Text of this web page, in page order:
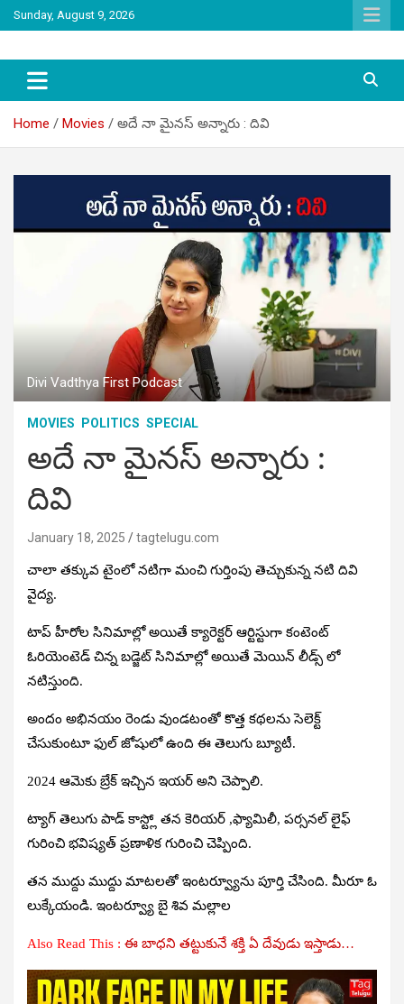
Skip
to
Sunday, August 9, 2026
Tag Telugu
Home Movies అదే నా మైనస్ అన్నారు : దివి
Divi Vadthya First Podcast
MOVIES POLITICS SPECIAL
అదే నా మైనస్ అన్నారు :
దివి
January 18, 2025 tagtelugu.com
చాలా తక్కువ టైంలో నటిగా మంచి గుర్తింపు తెచ్చుకున్న నటి దివి
వైద్య.
టాప్ హీరోల సినిమాల్లో అయితే క్యారెక్టర్ ఆర్టిస్టుగా కంటెంట్
ఓరియెంటెడ్ చిన్న బడ్జెట్ సినిమాల్లో అయితే మెయిన్ లీడ్స్ లో
నటిస్తుంది.
అందం అభినయం రెండు వుండటంతో కొత్త కథలను సెలెక్ట్
చేసుకుంటూ ఫుల్ జోషులో ఉంది ఈ తెలుగు బ్యూటీ.
2024 ఆమెకు బ్రేక్ ఇచ్చిన ఇయర్ అని చెప్పాలి.
ట్యాగ్ తెలుగు పాడ్ కాస్ట్లో తన కెరియర్ ,ఫ్యామిలీ, పర్సనల్ లైఫ్
గురించి భవిష్యత్ ప్రణాళిక గురించి చెప్పింది.
తన ముద్దు ముద్దు మాటలతో ఇంటర్వ్యూను పూర్తి చేసింది. మీరూ ఓ
లుక్కేయండి. ఇంటర్వ్యూ బై శివ మల్లాల
Also Read This : ఈ బాధని తట్టుకునే శక్తి ఏ దేవుడు ఇస్తాడు…